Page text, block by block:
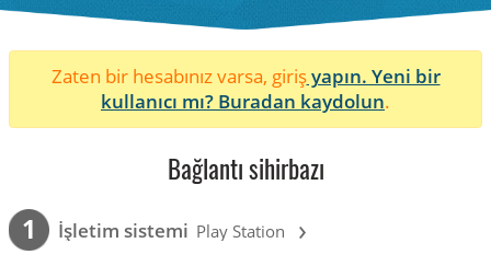
Zaten bir hesabınız varsa, girişyapın. Yeni bir
kullanıcı mı? Buradan kaydolun.
Bağlantı sihirbazı
1 İşletim sistemi Play Station ›